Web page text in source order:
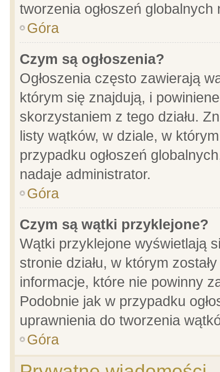
tworzenia ogłoszeń
Góra
Czym są ogłoszenia?
Ogłoszenia często zawierają
którym się znajdują, i
skorzystaniem z tego działu.
listy wątków, w dziale, w
przypadku ogłoszeń
nadaje administrator.
Góra
Czym są wątki przyklejone?
Wątki przyklejone wyświetlają
stronie działu, w którym
informacje, które nie powinny
Podobnie jak w przypadku
uprawnienia do tworzenia
Góra